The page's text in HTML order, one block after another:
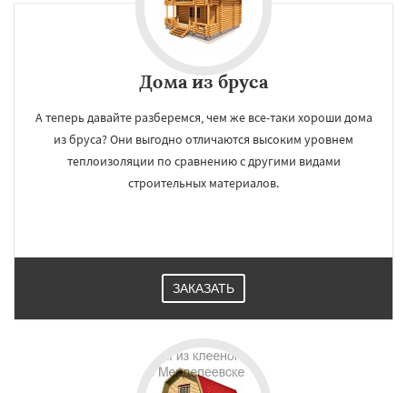
Дома из бруса
А теперь давайте разберемся, чем же все-таки хороши дома
из бруса? Они выгодно отличаются высоким уровнем
теплоизоляции по сравнению с другими видами
строительных материалов.
ЗАКАЗАТЬ